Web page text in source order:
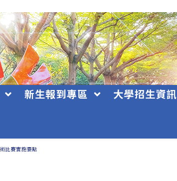
新生報到專區 大學招生資訊
比賽實施要點